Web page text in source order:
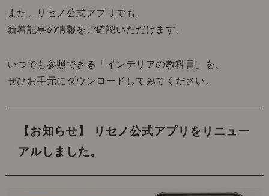
また、 リセノ公式アプリ でも、
新着記事の情報をご確認いただけます。
いつでも参照できる「インテリアの教科書」を、
ぜひお手元にダウンロードしてみてください。
【お知らせ】 リセノ公式アプリをリニュー
アルしました。